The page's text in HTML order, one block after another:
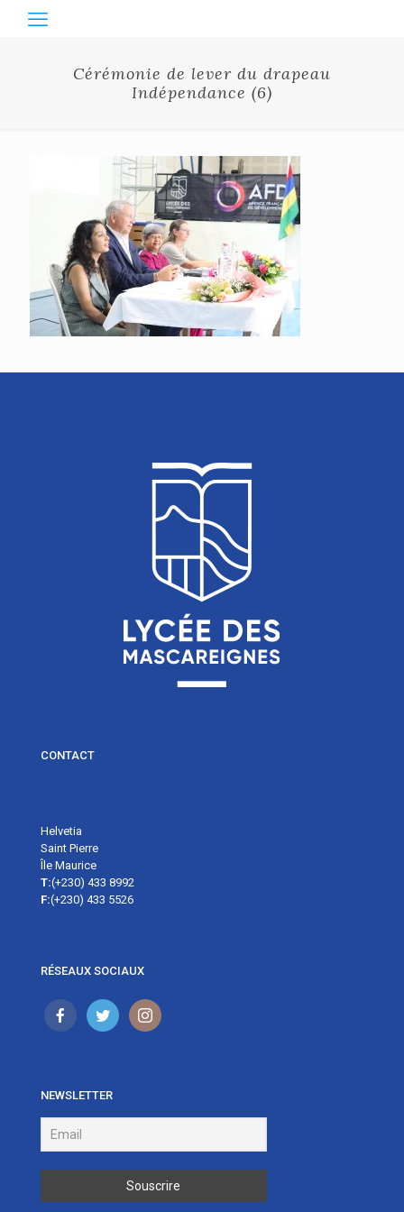
Cérémonie de lever du drapeau
Indépendance (6)
CONTACT
Helvetia
Saint Pierre
Île Maurice
T:(+230) 433 8992
F:(+230) 433 5526
RÉSEAUX SOCIAUX
NEWSLETTER